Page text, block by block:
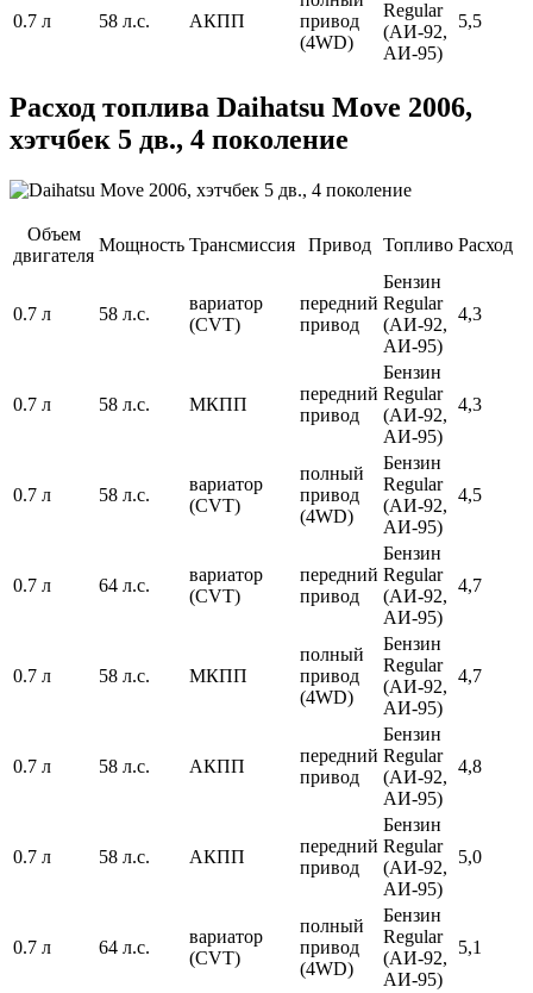
0.7 л 58 л.с. АКПП
привод
(4WD)
Regular
(АИ-92,
АИ-95)
5,5
Расход топлива Daihatsu Move 2006,
хэтчбек 5 дв., 4 поколение
Объем
двигателя
Мощность Трансмиссия Привод Топливо Расход
0.7 л 58 л.с.
вариатор
(CVT)
передний
привод
Бензин
Regular
(АИ-92,
АИ-95)
4,3
0.7 л 58 л.с. МКПП
передний
привод
Бензин
Regular
(АИ-92,
АИ-95)
4,3
0.7 л 58 л.с.
вариатор
(CVT)
полный
привод
(4WD)
Бензин
Regular
(АИ-92,
АИ-95)
4,5
0.7 л 64 л.с.
вариатор
(CVT)
передний
привод
Бензин
Regular
(АИ-92,
АИ-95)
4,7
0.7 л 58 л.с. МКПП
полный
привод
(4WD)
Бензин
Regular
(АИ-92,
АИ-95)
4,7
0.7 л 58 л.с. АКПП
передний
привод
Бензин
Regular
(АИ-92,
АИ-95)
4,8
0.7 л 58 л.с. АКПП
передний
привод
Бензин
Regular
(АИ-92,
АИ-95)
5,0
0.7 л 64 л.с.
вариатор
(CVT)
полный
привод
(4WD)
Бензин
Regular
(АИ-92,
АИ-95)
5,1